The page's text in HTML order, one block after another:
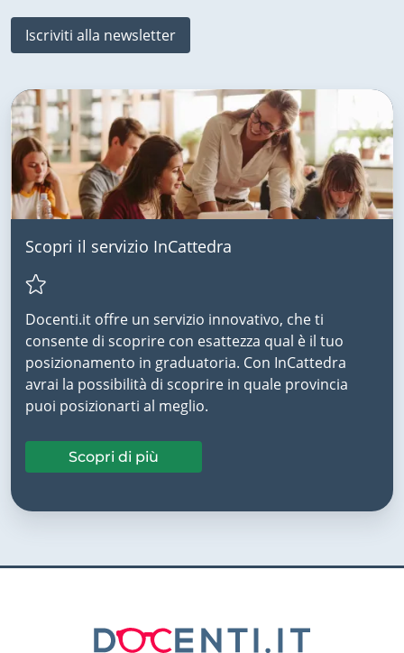
Iscriviti alla newsletter
Scopri il servizio InCattedra
Docenti.it offre un servizio innovativo, che ti
consente di scoprire con esattezza qual è il tuo
posizionamento in graduatoria. Con InCattedra
avrai la possibilità di scoprire in quale provincia
puoi posizionarti al meglio.
Scopri di più